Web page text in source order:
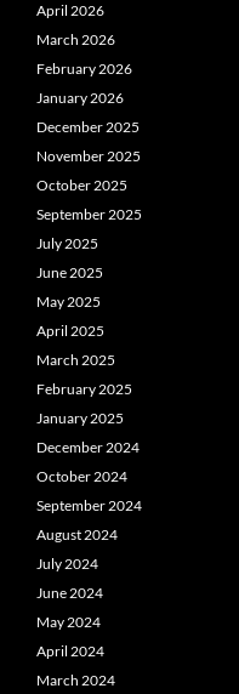
April 2026
March 2026
February 2026
January 2026
December 2025
November 2025
October 2025
September 2025
July 2025
June 2025
May 2025
April 2025
March 2025
February 2025
January 2025
December 2024
October 2024
September 2024
August 2024
July 2024
June 2024
May 2024
April 2024
March 2024